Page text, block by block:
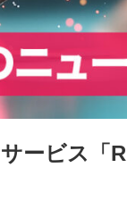
ービス「